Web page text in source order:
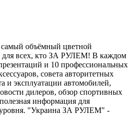
объёмный цветной
для всех, кто ЗА РУЛЕМ! В каждом
и 10 профессиональных
совета авторитетных
и эксплуатации автомобилей,
дилеров, обзор спортивных
информация для
уровня. "Украина ЗА РУЛЕМ" -